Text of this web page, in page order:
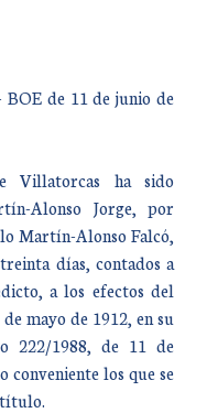
de 11 de junio de
Villatorcas ha sido
Alonso Jorge, por
Martín-Alonso Falcó,
días, contados a
a los efectos del
mayo de 1912, en su
222/1988, de 11 de
los que se
título.